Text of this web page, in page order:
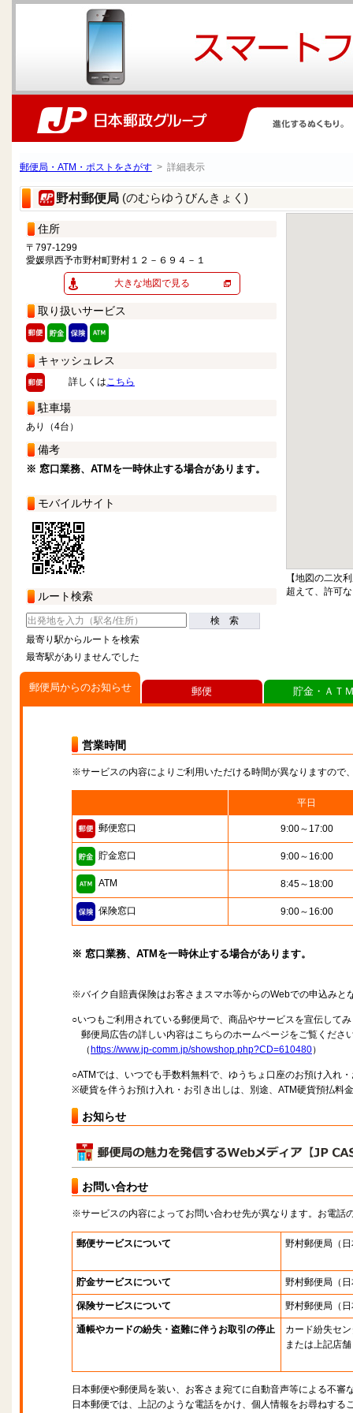
郵便局・ATM・ポストをさがす > 詳細表示
野村郵便局 (のむらゆうびんきょく)
住所
〒797-1299
愛媛県西予市野村町野村１２－６９４－１
大きな地図で見る
取り扱いサービス
キャッシュレス
詳しくはこちら
駐車場
あり（4台）
備考
※ 窓口業務、ATMを一時休止する場合があります。
モバイルサイト
ルート検索
検 索
最寄り駅からルートを検索
最寄駅がありませんでした
【地図の二次
超えて、許可
郵便局からのお知らせ
営業時間
※サービスの内容によりご利用いただける時間が異なりますので
平日
郵便窓口 9:00～17:00
貯金窓口 9:00～16:00
ATM 8:45～18:00
保険窓口 9:00～16:00
※ 窓口業務、ATMを一時休止する場合があります。
※バイク自賠責保険はお客さまスマホ等からのWebでの申込みと
○いつもご利用されている郵便局で、商品やサービスを宣伝して
郵便局広告の詳しい内容はこちらのホームページをご覧くださ
（ https://www.jp-comm.jp/showshop.php?CD=610480）
○ATMでは、いつでも手数料無料で、ゆうちょ口座のお預け入れ
※硬貨を伴うお預け入れ・お引き出しは、別途、ATM硬貨預払料
お知らせ
お問い合わせ
※サービスの内容によってお問い合わせ先が異なります。お電話
郵便サービスについて 野村郵便局 （
貯金サービスについて 野村郵便局 （
保険サービスについて 野村郵便局 （
通帳やカードの紛失・盗難に伴うお取引の停止
カード紛失セ
または上記店舗
日本郵便や郵便局を装い、お客さま宛てに自動音声等による不審
日本郵便では、上記のような電話をかけ、個人情報をお尋ねする
郵便 貯金・ＡＴ